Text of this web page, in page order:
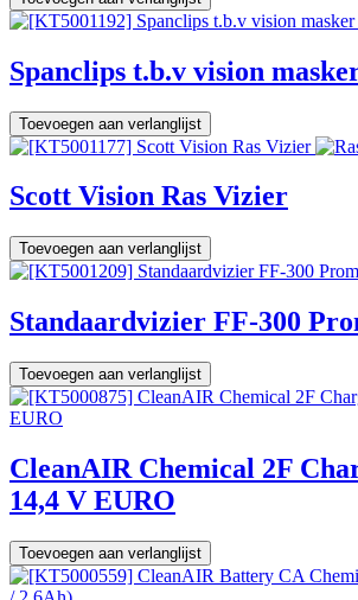
Spanclips t.b.v vision
Toevoegen aan verlanglijst
Scott Vision Ras Vizier
Toevoegen aan verlanglijst
Standaardvizier FF-300
Toevoegen aan verlanglijst
CleanAIR Chemical 2F
14,4 V EURO
Toevoegen aan verlanglijst